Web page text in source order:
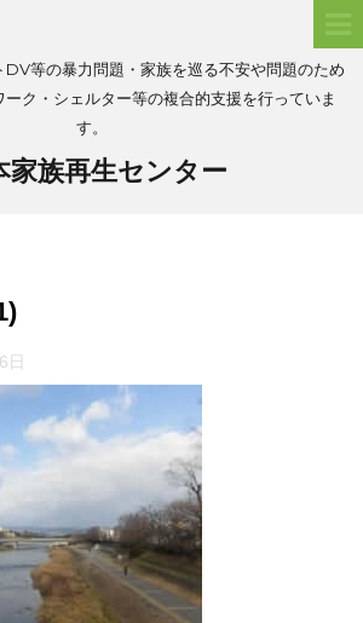
等の暴力問題・家族を巡る不安や問題のため
ク・シェルター等の複合的支援を行っていま
す。
家族再生センター
日